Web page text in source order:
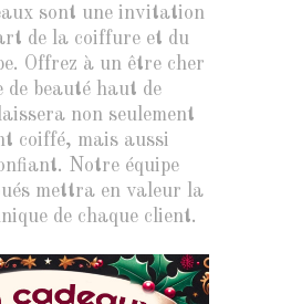
sont une invitation
de la coiffure et du
Offrez à un être cher
de beauté haut de
non seulement
coiffé, mais aussi
Notre équipe
mettra en valeur la
de chaque client.